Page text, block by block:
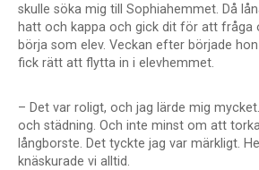
skulle söka mig till Sophiahemmet. Då
hatt och kappa och gick dit för att fråga
börja som elev. Veckan efter började
fick rätt att flytta in i elevhemmet.
– Det var roligt, och jag lärde mig
och städning. Och inte minst om att
långborste. Det tyckte jag var märkligt.
knäskurade vi alltid.